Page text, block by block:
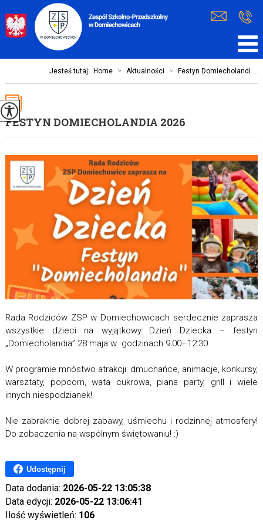
Jesteś tutaj: Home > Aktualności > Festyn Domiecholandi ...
FESTYN DOMIECHOLANDIA 2026
Rada Rodziców ZSP w Domiechowicach serdecznie zaprasza
wszystkie dzieci na wyjątkowy Dzień Dziecka – festyn
„Domiecholandia” 28 maja w godzinach 9:00–12:30
W programie mnóstwo atrakcji: dmuchańce, animacje, konkursy,
warsztaty, popcorn, wata cukrowa, piana party, grill i wiele
innych niespodzianek!
Nie zabraknie dobrej zabawy, uśmiechu i rodzinnej atmosfery!
Do zobaczenia na wspólnym świętowaniu! :)
Udostępnij
Data dodania: 2026-05-22 13:05:38
Data edycji: 2026-05-22 13:06:41
Ilość wyświetleń: 106